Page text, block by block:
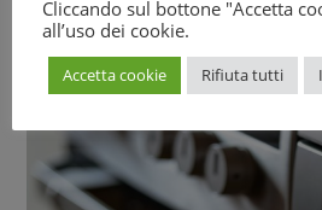
Continue Reading
Cliccando sul bottone "Accetta
all’uso dei cookie.
Accetta cookie Rifiuta tutti